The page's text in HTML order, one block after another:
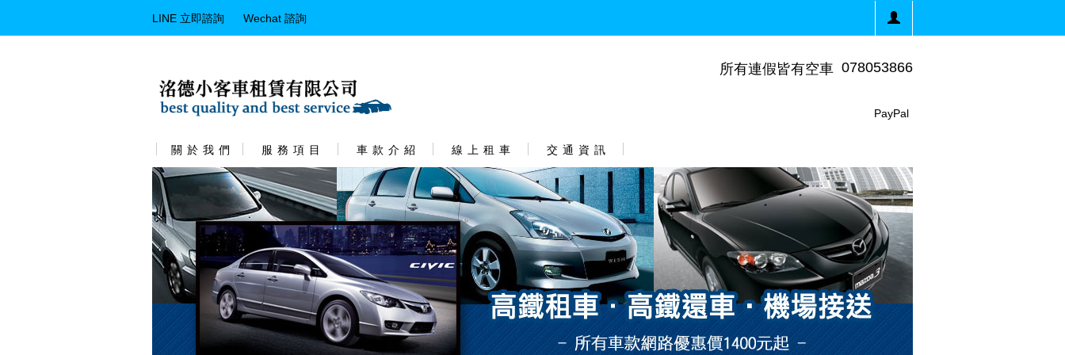
LINE 立即諮詢 Wechat 諮詢
所有連假皆有空車 078053866
PayPal
關 於 我 們 服 務 項 目 車 款 介 紹 線 上 租 車 交 通 資 訊